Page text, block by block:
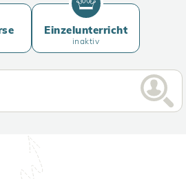
Einzelunterricht
inaktiv